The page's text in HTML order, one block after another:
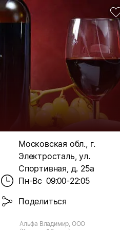
Московская обл., г.
Электросталь, ул.
Спортивная, д. 25а
Пн-Вс 09:00-22:05
Поделиться
Альфа Владимир, ООО